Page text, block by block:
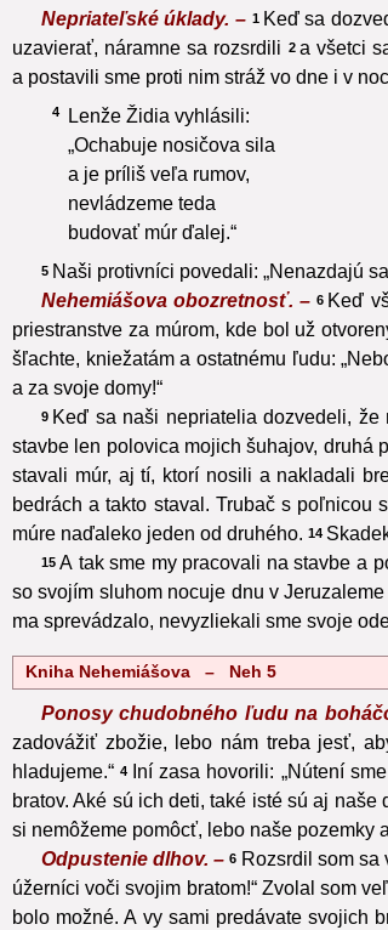
Nepriateľské úklady. – 1 Keď sa
uzavierať, náramne sa rozsrdili 2 a všetci
a postavili sme proti nim stráž vo dne i v
4
Lenže Židia vyhlásili:
„Ochabuje nosičova sila
a je príliš veľa rumov,
nevládzeme teda
budovať múr ďalej.“
5 Naši protivníci povedali: „Nenazdajú
Nehemiášova obozretnosť. –6 Keď
priestranstve za múrom, kde bol už
šľachte, kniežatám a ostatnému ľudu:
a za svoje domy!“
9 Keď sa naši nepriatelia dozvedeli,
stavbe len polovica mojich šuhajov, druhá
stavali múr, aj tí, ktorí nosili a nakladali
bedrách a takto staval. Trubač s poľnicou
múre naďaleko jeden od druhého. 14
15 A tak sme my pracovali na stavbe a
so svojím sluhom nocuje dnu v
ma sprevádzalo, nevyzliekali sme svoje
Kniha Nehemiášova – Neh 5
Ponosy chudobného ľudu na
zadovážiť zbožie, lebo nám treba jesť,
hladujeme.“ 4 Iní zasa hovorili: „Nútení
bratov. Aké sú ich deti, také isté sú aj
si nemôžeme pomôcť, lebo naše pozemky
Odpustenie dlhov. –6 Rozsrdil som sa
úžerníci voči svojim bratom!“ Zvolal som
bolo možné. A vy sami predávate svojich